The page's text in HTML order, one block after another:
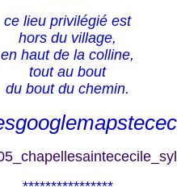
ce lieu privilégié est
hors du village,
en haut de la colline,
tout au bout
du bout du chemin.
****************